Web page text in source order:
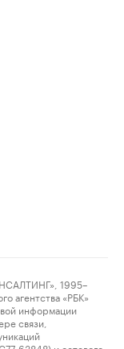
1995–
агентства «РБК»
информации
связи,